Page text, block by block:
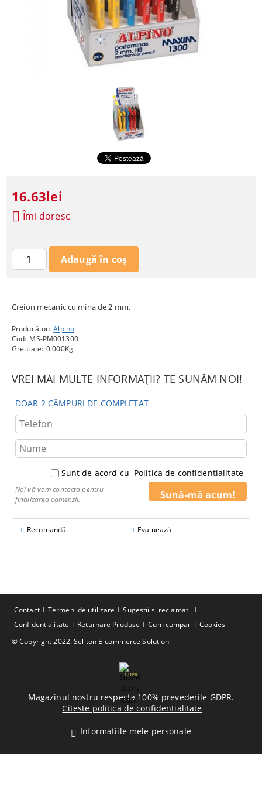
Creion mecanic cu mina de 2 mm.
Producător: Alpino
Cod: MS-PM001300
Greutate: 0.000Kg
VREI MAI MULTE INFORMAȚII? TE SUNĂM NOI!
DOAR 2 CÂMPURI DE COMPLETAT
Sunt de acord cu Politica de confidentialitate
Noi vă vom contacta pentru
finalizarea comenzii.
Recomandă Evaluează
16.63lei
Îmi doresc
© Copyright 2022. Seliton E-commerce Solution
Contact Termeni de utilizare
Sugestii si reclamatii
Confidentialitate
Returnare Produse Cum cumpar Cookies
GDPR
Magazinul nostru respecta 100% prevederile GDPR.
Citeste politica de confidentialitate
Informatiile mele personale